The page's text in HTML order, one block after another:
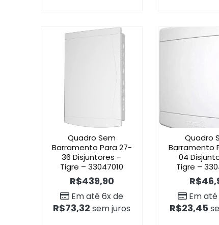
Quadro Sem
Barramento Para 27-
36 Disjuntores –
Tigre – 33047010
R$439,90
Em até 6x de
R$73,32 sem juros
Quadro
Barramento
04
Tigre –
R$
Em
R$23,45